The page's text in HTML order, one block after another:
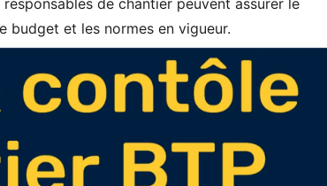
budget et les normes en vigueur.